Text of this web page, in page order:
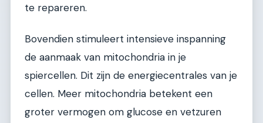
te repareren.
Bovendien stimuleert intensieve inspanning
de aanmaak van mitochondria in je
spiercellen. Dit zijn de energiecentrales van je
cellen. Meer mitochondria betekent een
groter vermogen om glucose en vetzuren